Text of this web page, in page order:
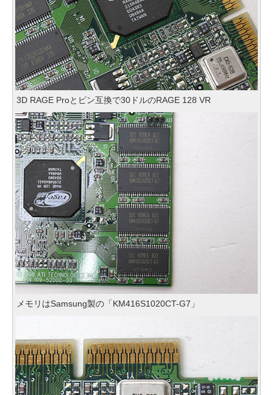
3D RAGE Proとピン互換で30ドルのRAGE 128 VR
メモリはSamsung製の「KM416S1020CT-G7」